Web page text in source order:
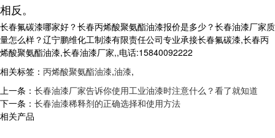
相反。
长春氟碳漆哪家好？长春丙烯酸聚氨酯油漆报价是多少？长春油漆厂家质
量怎么样？辽宁鹏维化工制漆有限责任公司专业承接长春氟碳漆,长春丙
烯酸聚氨酯油漆,长春油漆厂家,,电话:15840092222
相关标签： 丙烯酸聚氨酯油漆,油漆,
上一条： 长春油漆厂家告诉你使用工业油漆时注意什么？看了就知道
下一条： 长春油漆稀释剂的正确选择和使用方法
相关产品